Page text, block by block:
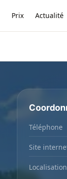
Prix Actualité
Téléphone
Site
Localisation